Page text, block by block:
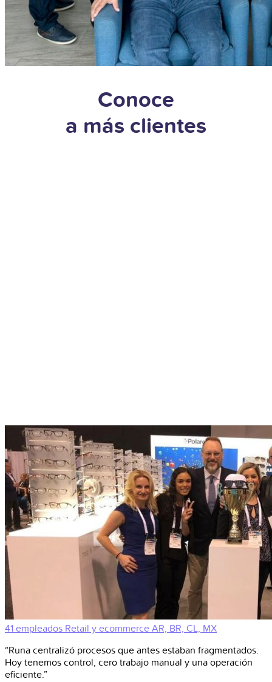
Conoce
a más clientes
41 empleados Retail y ecommerce AR, BR, CL, MX
“Runa centralizó procesos que antes estaban fragmentados.
Hoy tenemos control, cero trabajo manual y una operación
eficiente.”